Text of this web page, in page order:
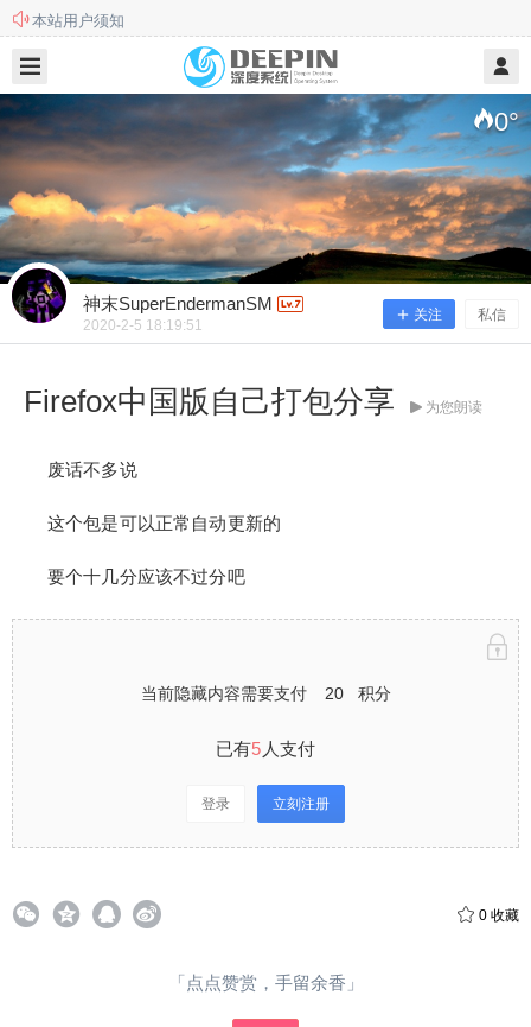
本站用户须知
此站不再更新和维护，欢迎前往新站
0°
神末SuperEndermanSM
2020-2-5 18:19:51
关注 私信
Firefox中国版自己打包分享 为您朗读
废话不多说
这个包是可以正常自动更新的
要个十几分应该不过分吧
当前隐藏内容需要支付 20 积分
已有5 人支付
登录 立刻注册
0 收藏
「点点赞赏，手留余香」
神末SuperEndermanSM @ 艺优网深度系统社区
废话不多说 这个包是可以正常自动更新的 要个十几
5人支付 登录立刻注册 0 收藏
给神末SuperEndermanSM打赏